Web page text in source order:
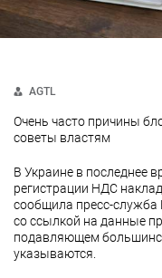
AGTL
Очень часто причины
советы властям
В Украине в последнее
регистрации НДС
сообщила пресс-служба
со ссылкой на данные
подавляющем
указываются.